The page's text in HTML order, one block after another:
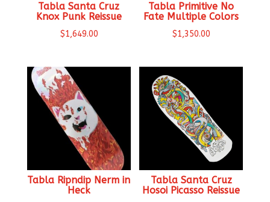
Tabla Santa Cruz
Knox Punk Reissue
$1,649.00
Tabla Primitive No
Fate Multiple Colors
$1,350.00
Tabla Ripndip Nerm in
Heck
Tabla Santa Cruz
Hosoi Picasso Reissue